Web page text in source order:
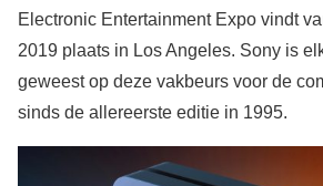
Electronic Entertainment Expo vindt
2019 plaats in Los Angeles. Sony is
geweest op deze vakbeurs voor de
sinds de allereerste editie in 1995.